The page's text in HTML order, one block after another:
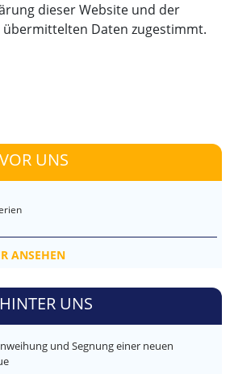
dieser Website und der
Daten zugestimmt.
UNS
ANSEHEN
UNS
und Segnung einer neuen